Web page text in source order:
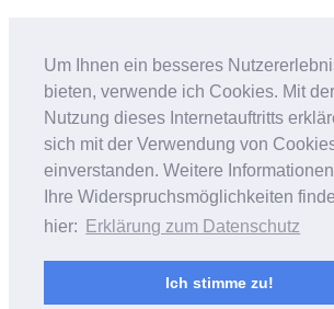
Um Ihnen ein besseres
bieten, verwende ich Cookies. Mit der
Nutzung dieses Internetauftritts
sich mit der Verwendung von
einverstanden. Weitere
Ihre Widerspruchsmöglichkeiten
hier:
Erklärung zum Datenschutz
Ich stimme zu!
Foto- & Videoarbeiten von
Bubrowski